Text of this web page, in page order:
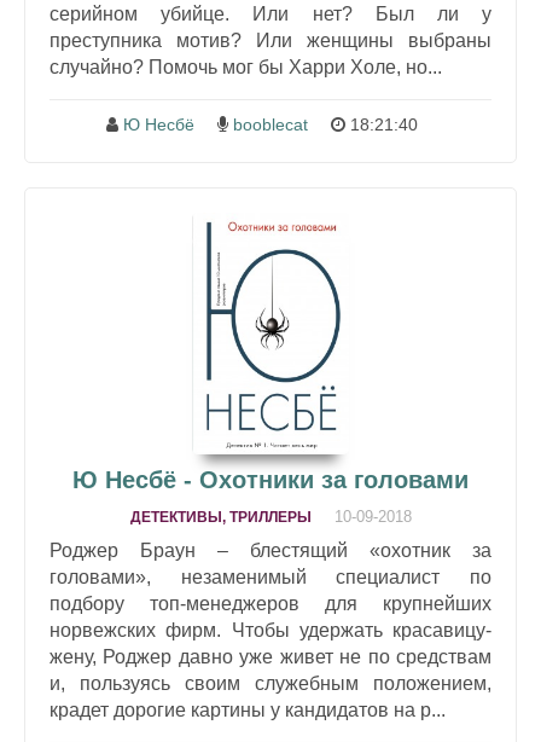
серийном убийце. Или нет? Был ли у
преступника мотив? Или женщины выбраны
случайно? Помочь мог бы Харри Холе, но...
Ю Несбё booblecat 18:21:40
Ю Несбё - Охотники за головами
ДЕТЕКТИВЫ, ТРИЛЛЕРЫ 10-09-2018
Роджер Браун – блестящий «охотник за
головами», незаменимый специалист по
подбору топ-менеджеров для крупнейших
норвежских фирм. Чтобы удержать красавицу-
жену, Роджер давно уже живет не по средствам
и, пользуясь своим служебным положением,
крадет дорогие картины у кандидатов на р...